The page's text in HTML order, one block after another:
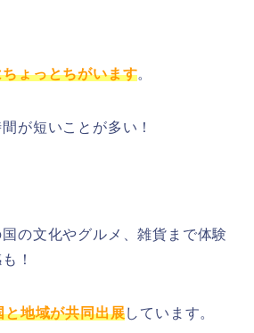
ょっとちがいます。
が短いことが多い！
の文化やグルメ、雑貨まで体験
！
と地域が共同出展しています。